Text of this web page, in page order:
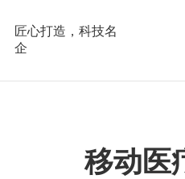
匠心打造，科技名
企
移动医